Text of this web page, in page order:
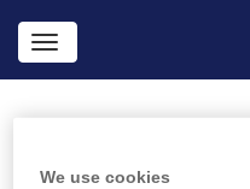
We use cookies